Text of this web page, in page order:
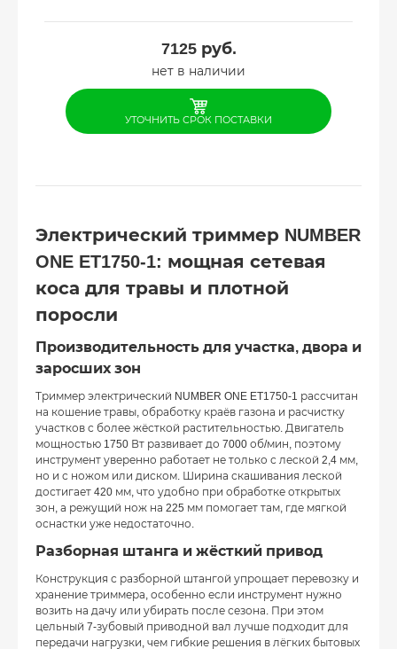
7125руб.
нет в наличии
УТОЧНИТЬ СРОК ПОСТАВКИ
Электрический триммер NUMBER
ONE ET1750-1: мощная сетевая
коса для травы и плотной
поросли
Производительность для участка, двора и
заросших зон
Триммер электрический NUMBER ONE ET1750-1 рассчитан
на кошение травы, обработку краёв газона и расчистку
участков с более жёсткой растительностью. Двигатель
мощностью 1750 Вт развивает до 7000 об/мин, поэтому
инструмент уверенно работает не только с леской 2,4 мм,
но и с ножом или диском. Ширина скашивания леской
достигает 420 мм, что удобно при обработке открытых
зон, а режущий нож на 225 мм помогает там, где мягкой
оснастки уже недостаточно.
Разборная штанга и жёсткий привод
Конструкция с разборной штангой упрощает перевозку и
хранение триммера, особенно если инструмент нужно
возить на дачу или убирать после сезона. При этом
цельный 7-зубовый приводной вал лучше подходит для
передачи нагрузки, чем гибкие решения в лёгких бытовых